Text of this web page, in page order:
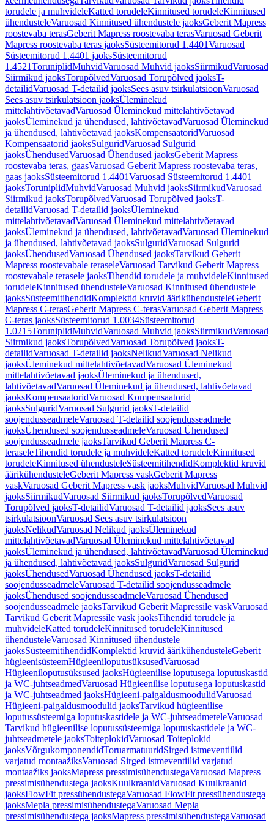
torudele ja muhvideleKatted torudeleKinnitused torudeleKinnitused
ühendusteleVaruosad Kinnitused ühendustele jaoksGeberit Mapress
roostevaba terasGeberit Mapress roostevaba terasVaruosad Geberit
Mapress roostevaba teras jaoksSüsteemitorud 1.4401Varuosad
Süsteemitorud 1.4401 jaoksSüsteemitorud
1.4521ToruniplidMuhvidVaruosad Muhvid jaoksSiirmikudVaruosad
Siirmikud jaoksTorupõlvedVaruosad Torupõlved jaoksT-
detailidVaruosad T-detailid jaoksSees asuv tsirkulatsioonVaruosad
Sees asuv tsirkulatsioon jaoksÜleminekud
mittelahtivõetavadVaruosad Üleminekud mittelahtivõetavad
jaoksÜleminekud ja ühendused, lahtivõetavadVaruosad Üleminekud
ja ühendused, lahtivõetavad jaoksKompensaatoridVaruosad
Kompensaatorid jaoksSulguridVaruosad Sulgurid
jaoksÜhendusedVaruosad Ühendused jaoksGeberit Mapress
roostevaba teras, gaasVaruosad Geberit Mapress roostevaba teras,
gaas jaoksSüsteemitorud 1.4401Varuosad Süsteemitorud 1.4401
jaoksToruniplidMuhvidVaruosad Muhvid jaoksSiirmikudVaruosad
Siirmikud jaoksTorupõlvedVaruosad Torupõlved jaoksT-
detailidVaruosad T-detailid jaoksÜleminekud
mittelahtivõetavadVaruosad Üleminekud mittelahtivõetavad
jaoksÜleminekud ja ühendused, lahtivõetavadVaruosad Üleminekud
ja ühendused, lahtivõetavad jaoksSulguridVaruosad Sulgurid
jaoksÜhendusedVaruosad Ühendused jaoksTarvikud Geberit
Mapress roostevabale teraseleVaruosad Tarvikud Geberit Mapress
roostevabale terasele jaoksTihendid torudele ja muhvideleKinnitused
torudeleKinnitused ühendusteleVaruosad Kinnitused ühendustele
jaoksSüsteemitihendidKomplektid kruvid äärikühendusteleGeberit
Mapress C-terasGeberit Mapress C-terasVaruosad Geberit Mapress
C-teras jaoksSüsteemitorud 1.0034Süsteemitorud
1.0215ToruniplidMuhvidVaruosad Muhvid jaoksSiirmikudVaruosad
Siirmikud jaoksTorupõlvedVaruosad Torupõlved jaoksT-
detailidVaruosad T-detailid jaoksNelikudVaruosad Nelikud
jaoksÜleminekud mittelahtivõetavadVaruosad Üleminekud
mittelahtivõetavad jaoksÜleminekud ja ühendused,
lahtivõetavadVaruosad Üleminekud ja ühendused, lahtivõetavad
jaoksKompensaatoridVaruosad Kompensaatorid
jaoksSulguridVaruosad Sulgurid jaoksT-detailid
soojendusseadmeleVaruosad T-detailid soojendusseadmele
jaoksÜhendused soojendusseadmeleVaruosad Ühendused
soojendusseadmele jaoksTarvikud Geberit Mapress C-
teraseleTihendid torudele ja muhvideleKatted torudeleKinnitused
torudeleKinnitused ühendusteleSüsteemitihendidKomplektid kruvid
äärikühendusteleGeberit Mapress vaskGeberit Mapress
vaskVaruosad Geberit Mapress vask jaoksMuhvidVaruosad Muhvid
jaoksSiirmikudVaruosad Siirmikud jaoksTorupõlvedVaruosad
Torupõlved jaoksT-detailidVaruosad T-detailid jaoksSees asuv
tsirkulatsioonVaruosad Sees asuv tsirkulatsioon
jaoksNelikudVaruosad Nelikud jaoksÜleminekud
mittelahtivõetavadVaruosad Üleminekud mittelahtivõetavad
jaoksÜleminekud ja ühendused, lahtivõetavadVaruosad Üleminekud
ja ühendused, lahtivõetavad jaoksSulguridVaruosad Sulgurid
jaoksÜhendusedVaruosad Ühendused jaoksT-detailid
soojendusseadmeleVaruosad T-detailid soojendusseadmele
jaoksÜhendused soojendusseadmeleVaruosad Ühendused
soojendusseadmele jaoksTarvikud Geberit Mapressile vaskVaruosad
Tarvikud Geberit Mapressile vask jaoksTihendid torudele ja
muhvideleKatted torudeleKinnitused torudeleKinnitused
ühendusteleVaruosad Kinnitused ühendustele
jaoksSüsteemitihendidKomplektid kruvid äärikühendusteleGeberit
hügieenisüsteemHügieeniloputusüksusedVaruosad
Hügieeniloputusüksused jaoksHügieenilise loputusega loputuskastid
ja WC-juhtseadmedVaruosad Hügieenilise loputusega loputuskastid
ja WC-juhtseadmed jaoksHügieeni-paigaldusmoodulidVaruosad
Hügieeni-paigaldusmoodulid jaoksTarvikud hügieenilise
loputussüsteemiga loputuskastidele ja WC-juhtseadmeteleVaruosad
Tarvikud hügieenilise loputussüsteemiga loputuskastidele ja WC-
juhtseadmetele jaoksToiteplokidVaruosad Toiteplokid
jaoksVõrgukomponendidToruarmatuuridSirged istmeventiilid
varjatud montaažiksVaruosad Sirged istmeventiilid varjatud
montaažiks jaoksMapress pressimisühendustegaVaruosad Mapress
pressimisühendustega jaoksKuulkraanidVaruosad Kuulkraanid
jaoksFlowFit pressühendustegaVaruosad FlowFit pressühendustega
jaoksMepla pressimisühendustegaVaruosad Mepla
pressimisühendustega jaoksMapress pressimisühendustegaVaruosad